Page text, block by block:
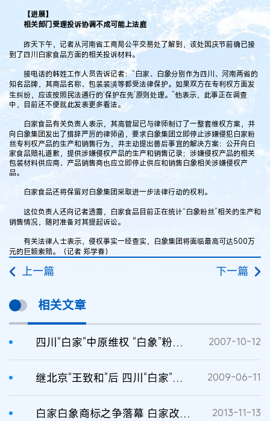
【进展】
相关部门受理投诉协调不成可能上法庭
昨天下午，记者从河南省工商局公平交易处了解到，该处国庆节前确已接
到了四川白家食品方面的相关投诉材料。
接电话的韩姓工作人员告诉记者：“白家、白象分别作为四川、河南两省的
知名品牌，其商品名称、包装装潢等都受法律保护。如果双方在专利权方面发
生纠纷，应该按照民法通行的‘保护在先’原则处理。”他表示，此事正在调查
中，目前还不便就此发表更多看法。
白家食品有关负责人表示，其高管层已与律师制订了一整套维权方案，并
向白象集团发出了措辞严厉的律师函，要求白象集团立即停止涉嫌侵犯白家粉
丝专利权产品的生产和销售行为，并主动提出善后事宜的解决方案：公开向白
家食品赔礼道歉，提供涉嫌侵权产品的生产和销售记录；涉嫌侵权产品的相关
包装材料供应商、产品销售商也应立即停止供应和销售白象相关涉嫌侵权产
品。
白家食品还将保留对白象集团采取进一步法律行动的权利。
这位负责人还向记者透露，白家食品目前正在统计“白象粉丝”相关的生产和
销售情况，随时准备对其提起诉讼。
有关法律人士表示，侵权事实一经查实，白象集团将面临最高可达500万
元的巨额索赔。（记者 郑学春）
上一篇 下一篇
相关文章
四川“白家”中原维权 “白象”粉丝或下架 2007-10-12
继北京“王致和”后 四川“白家”在欧洲被抢注 2009-06-11
白家白象商标之争落幕 白家改名“白家陈记” 2013-11-13